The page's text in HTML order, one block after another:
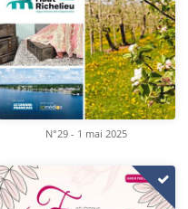
N°29 - 1 mai 2025